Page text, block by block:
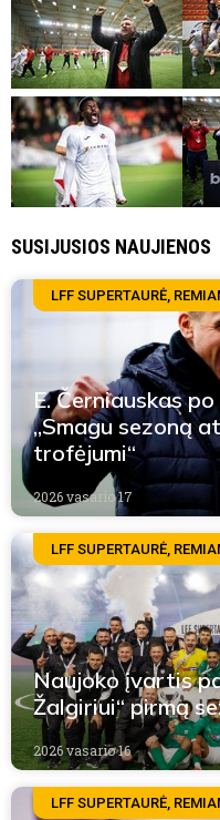
SUSIJUSIOS NAUJIENOS
LFF SUPERTAURĖ,
E. Černiauskas
„Smagu sezoną
trofėjumi“
2026 vasario 17
LFF SUPERTAURĖ,
Naujoko įvartis
Žalgiriui“ pirmą
2026 vasario 16
LFF SUPERTAURĖ,